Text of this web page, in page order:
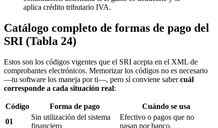
aplica crédito tributario IVA.
Catálogo completo de formas de pago del
SRI (Tabla 24)
Estos son los códigos vigentes que el SRI acepta en el XML de
comprobantes electrónicos. Memorizar los códigos no es necesario
—tu software los maneja por ti—, pero sí conviene sabercuál
corresponde a cada situación real:
Código Forma de pago
Cuándo se usa
01
Sin utilización del sistema
financiero
Efectivo o pagos que no
pasan por banco.